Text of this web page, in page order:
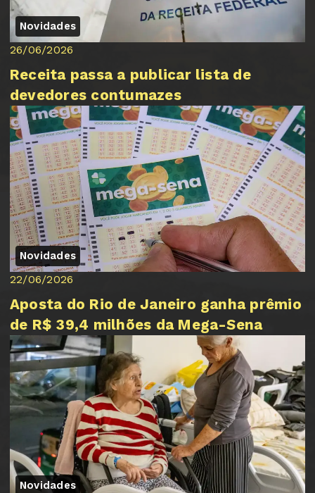
Novidades
26/06/2026
Receita passa a publicar lista de
devedores contumazes
Novidades
22/06/2026
Aposta do Rio de Janeiro ganha prêmio
de R$ 39,4 milhões da Mega-Sena
Novidades